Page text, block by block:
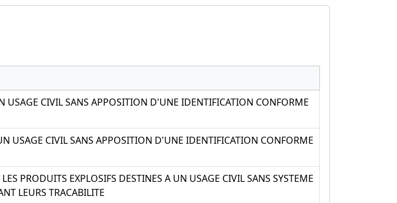
USAGE CIVIL SANS APPOSITION D'UNE IDENTIFICATION CONFORME
USAGE CIVIL SANS APPOSITION D'UNE IDENTIFICATION CONFORME
PRODUITS EXPLOSIFS DESTINES A UN USAGE CIVIL SANS SYSTEME
LEURS TRACABILITE